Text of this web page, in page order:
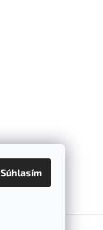
Súhlasím